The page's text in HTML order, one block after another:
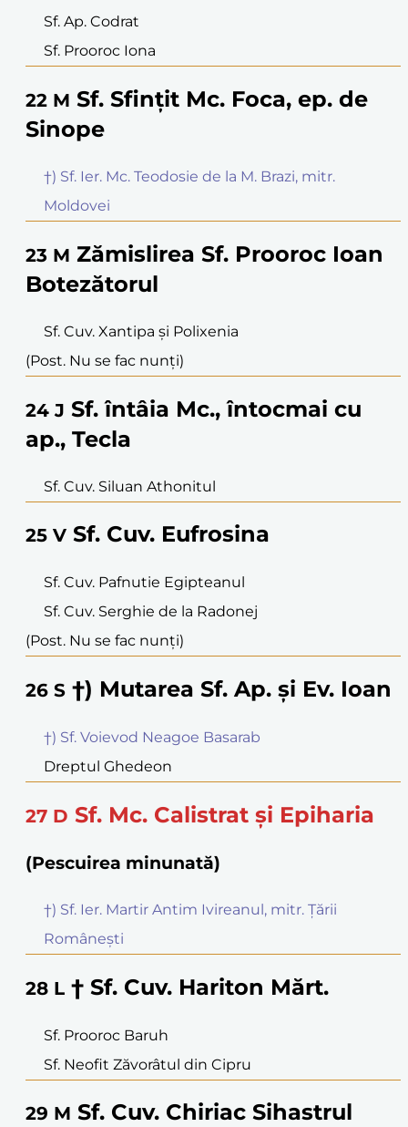
Sf. Ap. Codrat
Sf. Prooroc Iona
22 M Sf. Sfințit Mc. Foca, ep. de
Sinope
†) Sf. Ier. Mc. Teodosie de la M. Brazi, mitr.
Moldovei
23 M Zămislirea Sf. Prooroc Ioan
Botezătorul
Sf. Cuv. Xantipa și Polixenia
(Post. Nu se fac nunți)
24 J Sf. întâia Mc., întocmai cu
ap., Tecla
Sf. Cuv. Siluan Athonitul
25 V Sf. Cuv. Eufrosina
Sf. Cuv. Pafnutie Egipteanul
Sf. Cuv. Serghie de la Radonej
(Post. Nu se fac nunți)
26 S †) Mutarea Sf. Ap. și Ev. Ioan
†) Sf. Voievod Neagoe Basarab
Dreptul Ghedeon
27 D Sf. Mc. Calistrat și Epiharia
(Pescuirea minunată)
†) Sf. Ier. Martir Antim Ivireanul, mitr. Țării
Românești
28 L † Sf. Cuv. Hariton Mărt.
Sf. Prooroc Baruh
Sf. Neofit Zăvorâtul din Cipru
29 M Sf. Cuv. Chiriac Sihastrul